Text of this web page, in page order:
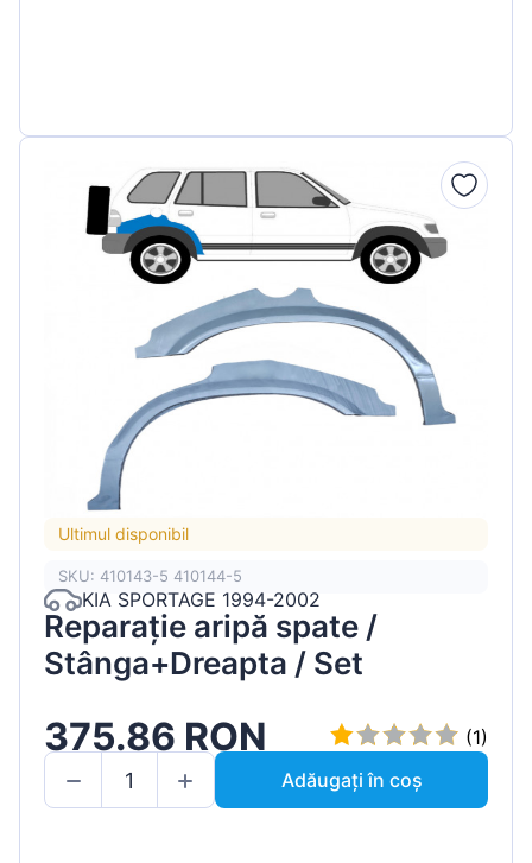
Ultimul disponibil
SKU: 410143-5 410144-5
KIA SPORTAGE 1994-2002
Reparație aripă spate /
Stânga+Dreapta / Set
375.86 RON
(1)
Adăugați în coș